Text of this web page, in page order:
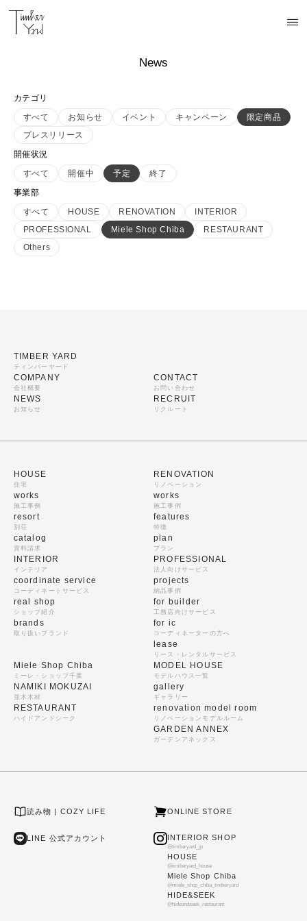
News
カテゴリ
すべて
お知らせ イベント キャンペーン
限定商品
プレスリリース
開催状況
すべて
開催中 予定
終了
事業部
すべて
HOUSE RENOVATION
INTERIOR
PROFESSIONAL
Miele Shop Chiba
RESTAURANT
Others
TIMBER YARD
ティンバーヤード
COMPANY
会社概要
NEWS
お知らせ
CONTACT
お問い合わせ
RECRUIT
リクルート
HOUSE
住宅
works
施工事例
resort
別荘
catalog
資料請求
RENOVATION
リノベーション
works
施工事例
features
特徴
plan
プラン
INTERIOR
インテリア
coordinate service
コーディネートサービス
real shop
ショップ紹介
brands
取り扱いブランド
PROFESSIONAL
法人向けサービス
projects
納品事例
for builder
工務店向けサービス
for ic
コーディネーターの方へ
lease
リース・レンタルサービス
Miele Shop Chiba
ミーレ・ショップ千葉
NAMIKI MOKUZAI
並木木材
RESTAURANT
ハイドアンドシーク
MODEL HOUSE
モデルハウス一覧
gallery
ギャラリー
renovation model room
リノベーションモデルルーム
GARDEN ANNEX
ガーデンアネックス
読み物 | COZY LIFE ONLINE STORE
LINE 公式アカウント INTERIOR SHOP
@timberyard_jp
HOUSE
@timberyard_house
Miele Shop Chiba
@miele_shop_chiba_timberyard
HIDE&SEEK
@hideandseek_restaurant